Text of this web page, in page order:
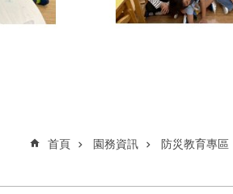
首頁 園務資訊 防災教育專區